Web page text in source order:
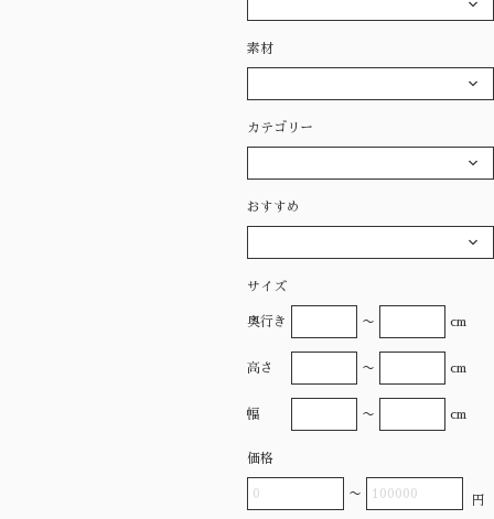
素材
カテゴリー
おすすめ
サイズ
奥行き 〜 cm
高さ 〜 cm
幅 〜 cm
価格
〜 円